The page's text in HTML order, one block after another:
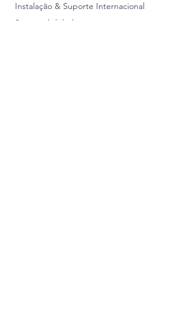
Instalação & Suporte Internacional
Sustentabilidade